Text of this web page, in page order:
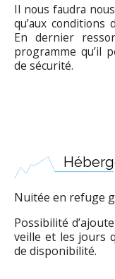
Il nous faudra
qu’aux
En dernier
programme qu’il
de sécurité.
Nuitée en refuge
Possibilité
veille et les jours
de disponibilité.